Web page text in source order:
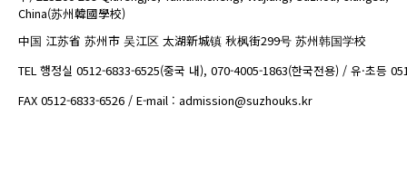
China(苏州韓國學校)
中国 江苏省 苏州市 吴江区 太湖新城镇 秋枫街299号 苏州韩国学校
TEL 행정실 0512-6833-6525(중국 내), 070-4005-1863(한국전용) / 유·초등
FAX 0512-6833-6526 / E-mail : admission@suzhouks.kr